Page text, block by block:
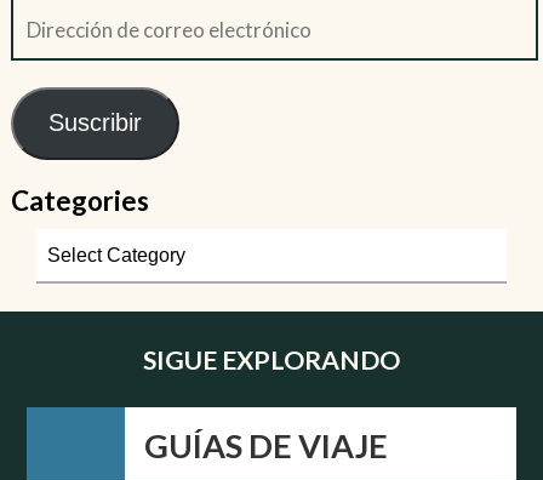
Suscribir
Categories
SIGUE EXPLORANDO
GUÍAS DE VIAJE